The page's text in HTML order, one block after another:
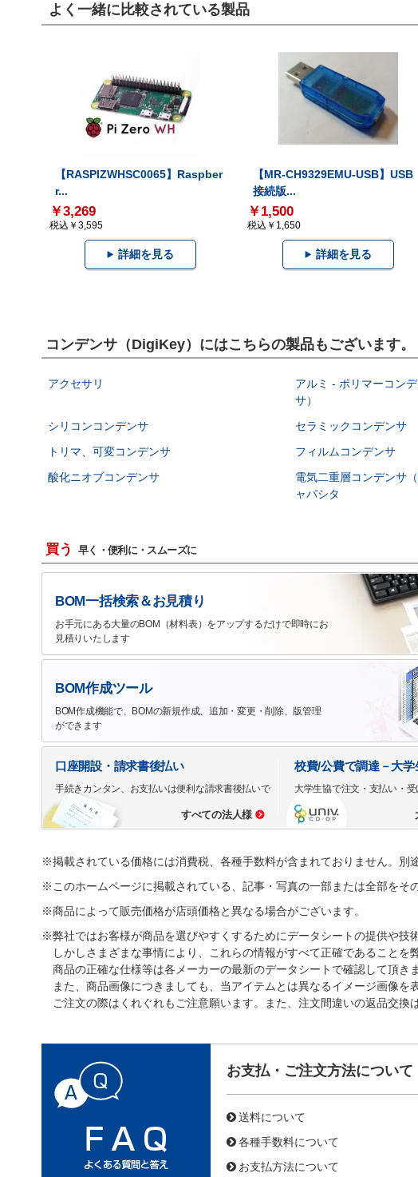
よく一緒に比較されている製品
【RASPIZWHSC0065】Raspber
r...
￥3,269
税込￥3,595
詳細を見る
【MR-CH9329EMU-USB】USB
接続版...
￥1,500
税込￥1,650
詳細を見る
コンデンサ（DigiKey）にはこちらの製品もございます。
アクセサリ
アルミ - ポリマーコン
サ）
シリコンコンデンサ セラミックコンデンサ
トリマ、可変コンデンサ
フィルムコンデンサ
酸化ニオブコンデンサ
電気二重層コンデンサ
ャパシタ
買う 早く・便利に・スムーズに
BOM一括検索＆お見積り
お手元にある大量のBOM（材料表）をアップするだけで即時にお
見積りいたします
BOM作成ツール
BOM作成機能で、BOMの新規作成、追加・変更・削除、版管理
ができます
口座開設・請求書後払い
手続きカンタン、お支払いは便利な請求書後払いで
すべての法人様
校費/公費で調達－大学
大学生協で注文・支払い・受
※掲載されている価格には消費税、各種手数料が含まれておりません。別
※このホームページに掲載されている、記事・写真の一部または全部をそ
※商品によって販売価格が店頭価格と異なる場合がございます。
※弊社ではお客様が商品を選びやすくするためにデータシートの提供や技
しかしさまざまな事情により、これらの情報がすべて正確であることを
商品の正確な仕様等は各メーカーの最新のデータシートで確認して頂き
また、商品画像につきましても、当アイテムとは異なるイメージ画像を
ご注文の際はくれぐれもご注意願います。また、注文間違いの返品交換
お支払・ご注文方法について
送料について
各種手数料について
お支払方法について